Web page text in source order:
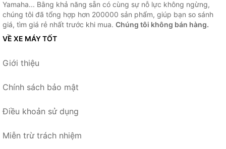
Yamaha... Bằng khả năng sẵn có cùng sự nỗ lực không ngừng,
chúng tôi đã tổng hợp hơn 200000 sản phẩm, giúp bạn so sánh
giá, tìm giá rẻ nhất trước khi mua. Chúng tôi không bán hàng.
VỀ XE MÁY TỐT
Giới thiệu
Chính sách bảo mật
Điều khoản sử dụng
Miễn trừ trách nhiệm